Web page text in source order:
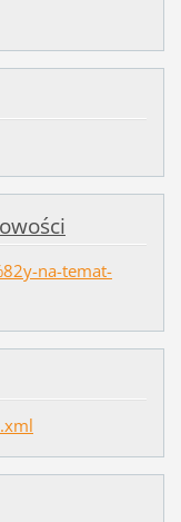
na-temat-